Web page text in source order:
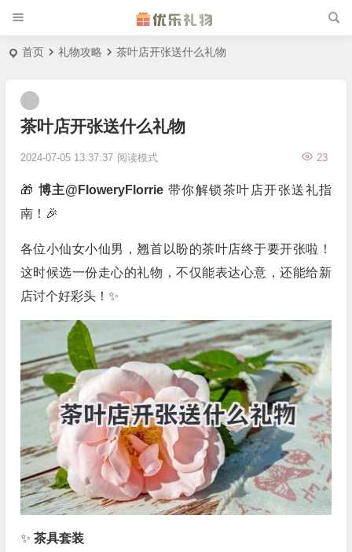
首页 礼物攻略 茶叶店开张送什么礼物
茶叶店开张送什么礼物
2024-07-05 13:37:37 23
阅读模式
🎁 博主@FloweryFlorrie 带你解锁茶叶店开张送礼指
南！🎉
各位小仙女小仙男，翘首以盼的茶叶店终于要开张啦！
这时候选一份走心的礼物，不仅能表达心意，还能给新
店讨个好彩头！✨
✨ 茶具套装